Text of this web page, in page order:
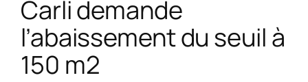
Carli demande
l’abaissement du seuil à
150 m2